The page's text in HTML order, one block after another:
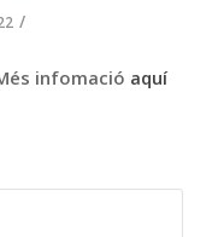
/
infomació aquí